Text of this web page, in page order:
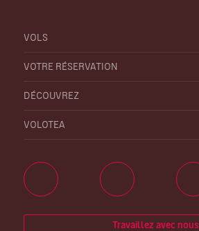
VOLS
VOTRE RÉSERVATION
DÉCOUVREZ
VOLOTEA
Travaillez avec nous